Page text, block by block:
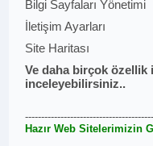
Bilgi Sayfaları Yönetimi
İletişim Ayarları
Site Haritası
Ve daha birçok özellik
inceleyebilirsiniz..
Hazır Web Sitelerimizin